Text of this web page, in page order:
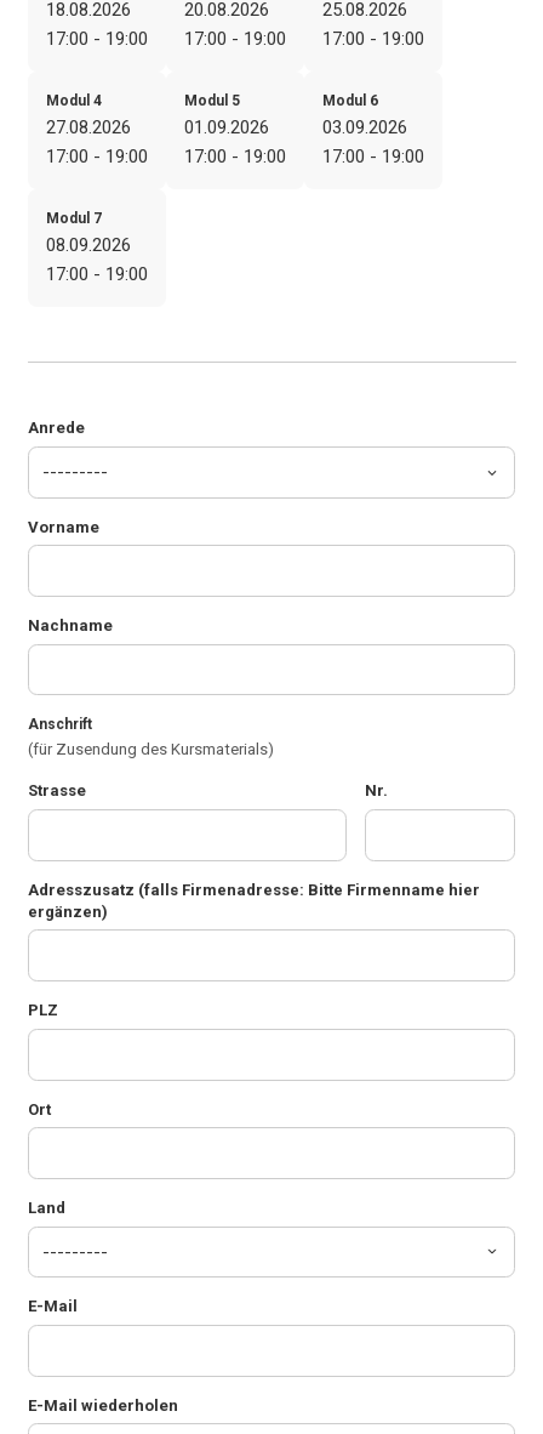
18.08.2026
17:00 - 19:00
20.08.2026
17:00 - 19:00
25.08.2026
17:00 - 19:00
Modul 4
27.08.2026
17:00 - 19:00
Modul 5
01.09.2026
17:00 - 19:00
Modul 6
03.09.2026
17:00 - 19:00
Modul 7
08.09.2026
17:00 - 19:00
Anrede
Vorname
Nachname
Anschrift
(für Zusendung des Kursmaterials)
Strasse Nr.
Adresszusatz (falls Firmenadresse: Bitte Firmenname hier
ergänzen)
PLZ
Ort
Land
E-Mail
E-Mail wiederholen